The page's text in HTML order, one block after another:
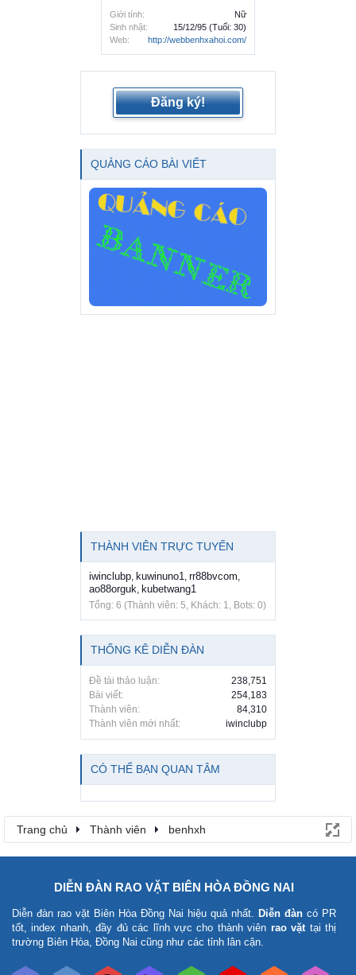
Giới tính:
Nữ
Sinh nhật:
15/12/95 (Tuổi: 30)
Web:
http://webbenhxahoi.com/
Đăng ký!
QUẢNG CÁO BÀI VIẾT
THÀNH VIÊN TRỰC TUYẾN
iwinclubp, kuwinuno1, rr88bvcom,
ao88orguk, kubetwang1
Tổng: 6 (Thành viên: 5, Khách: 1, Bots: 0)
THỐNG KÊ DIỄN ĐÀN
Đề tài thảo luận:
238,751
Bài viết:
254,183
Thành viên:
84,310
Thành viên mới nhất:
iwinclubp
CÓ THỂ BẠN QUAN TÂM
Trang chủ Thành viên benhxh
DIỄN ĐÀN RAO VẶT BIÊN HÒA ĐỒNG NAI
Diễn đàn rao vặt Biên Hòa Đồng Nai hiệu quả nhất. Diễn đàn có PR
tốt, index nhanh, đầy đủ các lĩnh vực cho thành viên rao vặttại thị
trường Biên Hòa, Đồng Nai cũng như các tỉnh lân cận.